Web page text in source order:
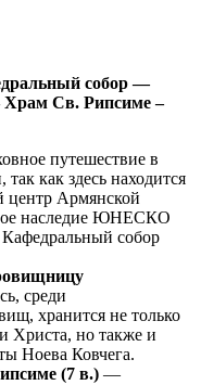
собор —
Храм Св. Рипсиме –
путешествие в
как здесь находится
центр Армянской
наследие ЮНЕСКО
собор
среди
хранится не только
Христа, но также и
Ноева Ковчега.
(7 в.) —